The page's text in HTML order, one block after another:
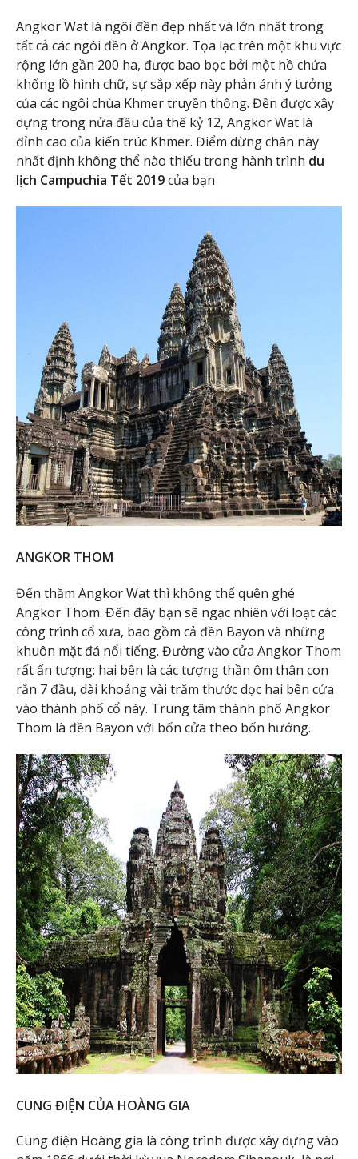
Angkor Wat là ngôi đền đẹp nhất và lớn nhất trong
tất cả các ngôi đền ở Angkor. Tọa lạc trên một khu vực
rộng lớn gần 200 ha, được bao bọc bởi một hồ chứa
khổng lồ hình chữ, sự sắp xếp này phản ánh ý tưởng
của các ngôi chùa Khmer truyền thống. Đền được xây
dựng trong nửa đầu của thế kỷ 12, Angkor Wat là
đỉnh cao của kiến trúc Khmer. Điểm dừng chân này
nhất định không thể nào thiếu trong hành trình du
lịch Campuchia Tết 2019của bạn
ANGKOR THOM
Đến thăm Angkor Wat thì không thể quên ghé
Angkor Thom. Đến đây bạn sẽ ngạc nhiên với loạt các
công trình cổ xưa, bao gồm cả đền Bayon và những
khuôn mặt đá nổi tiếng. Đường vào cửa Angkor Thom
rất ấn tượng: hai bên là các tượng thần ôm thân con
rắn 7 đầu, dài khoảng vài trăm thước dọc hai bên cửa
vào thành phố cổ này. Trung tâm thành phố Angkor
Thom là đền Bayon với bốn cửa theo bốn hướng.
CUNG ĐIỆN CỦA HOÀNG GIA
Cung điện Hoàng gia là công trình được xây dựng vào